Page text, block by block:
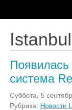
Istanbul
Появилась
система
Суббота, 5
Рубрика: Новости